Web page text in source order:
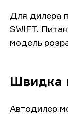
Для дилера
SWIFT.
модель
Швидка
Автодилер